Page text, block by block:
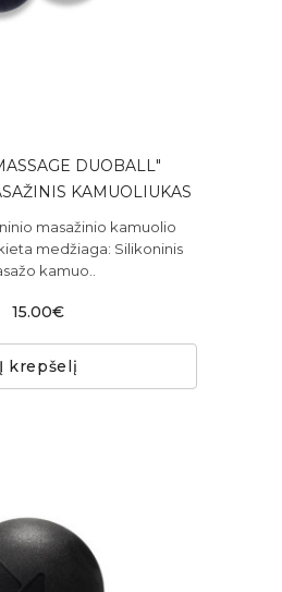
DUOBALL"
KAMUOLIUKAS
masažinio kamuolio
medžiaga: Silikoninis
kamuo..
15.00€
Į krepšelį